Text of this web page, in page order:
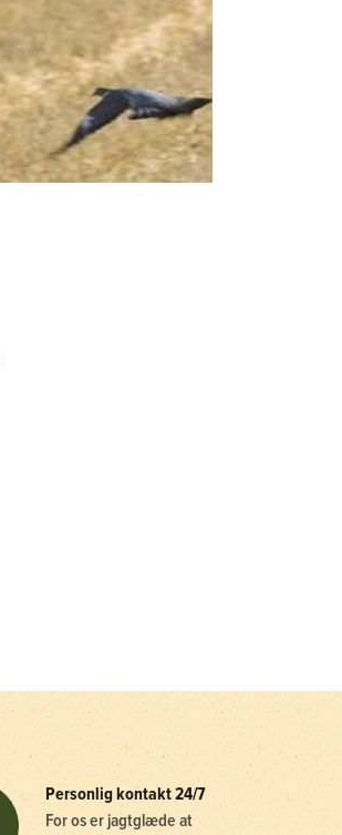
Personlig kontakt 24/7
For os er jagtglæde at